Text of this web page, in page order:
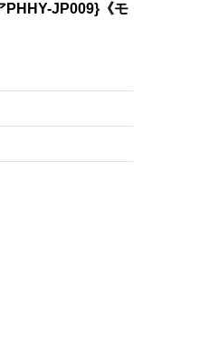
PHHY-JP009}《モ